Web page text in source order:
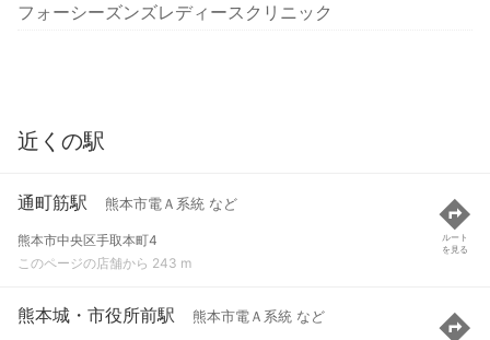
フォーシーズンズレディースクリニック
近くの駅
通町筋駅 熊本市電Ａ系統 など
熊本市中央区手取本町4
このページの店舗から 243 m
ルート
を見る
熊本城・市役所前駅 熊本市電Ａ系統 など